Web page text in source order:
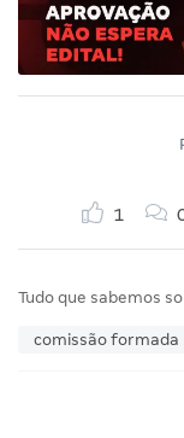
1
Tudo que sabemos
comissão formada